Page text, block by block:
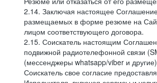
2.14. Заключая настоящее
размещаемых в форме резюме на
лицом соответствующего договора.
2.15. Соискатель настоящим
подвижной радиотелефонной связи
(мессенджеры whatsapp/viber и
Соискатель свое согласие